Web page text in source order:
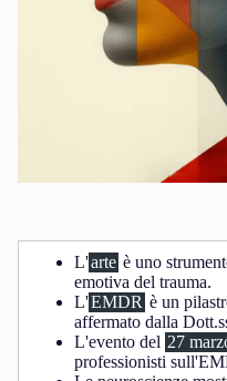
L'arte è uno
emotiva del trauma.
L'EMDR è un
affermato dalla
L'evento del 27
professionisti